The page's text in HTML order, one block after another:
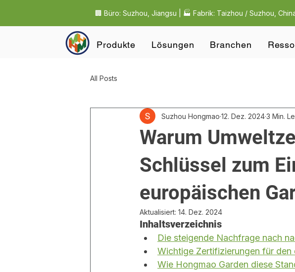
🏢 Büro: Suzhou, Jiangsu | 🏭 Fabrik: Taizhou / Suzhou,
Produkte Lösungen Branchen
All Posts
Warum
Schlüssel zum
europäischen
Suzhou Hongmao 12. Dez. 20243 Min.
Aktualisiert: 14. Dez. 2024
Inhaltsverzeichnis
Die steigende Nachfrage nach
Wichtige Zertifizierungen für den
Wie Hongmao Garden diese